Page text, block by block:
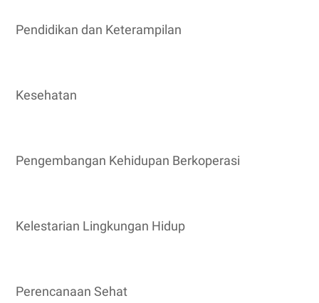
Pendidikan dan Keterampilan
Kesehatan
Pengembangan Kehidupan Berkoperasi
Kelestarian Lingkungan Hidup
Perencanaan Sehat